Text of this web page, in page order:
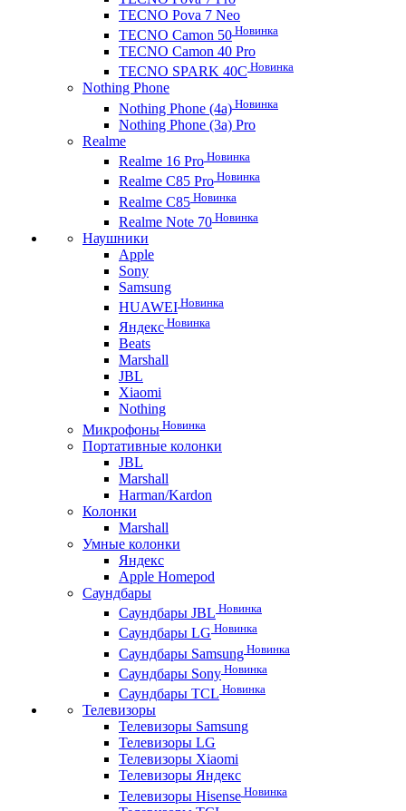
TECNO Pova 7 Neo
TECNO Camon 50 Новинка
TECNO Camon 40 Pro
TECNO SPARK 40C Новинка
Nothing Phone
Nothing Phone (4a) Новинка
Nothing Phone (3a) Pro
Realme
Realme 16 Pro Новинка
Realme C85 Pro Новинка
Realme C85 Новинка
Realme Note 70 Новинка
Наушники
Apple
Sony
Samsung
HUAWEI Новинка
Яндекс Новинка
Beats
Marshall
JBL
Xiaomi
Nothing
Микрофоны Новинка
Портативные колонки
JBL
Marshall
Harman/Kardon
Колонки
Marshall
Умные колонки
Яндекс
Apple Homepod
Саундбары
Саундбары JBL Новинка
Саундбары LG Новинка
Саундбары Samsung Новинка
Саундбары Sony Новинка
Саундбары TCL Новинка
Телевизоры
Телевизоры Samsung
Телевизоры LG
Телевизоры Xiaomi
Телевизоры Яндекс
Телевизоры Hisense Новинка